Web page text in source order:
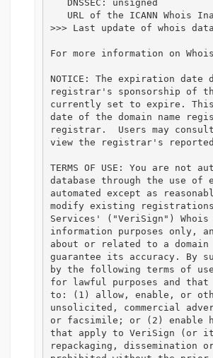
>>> Last update of whois
For more information on
NOTICE: The expiration
registrar's sponsorship of
currently set to expire.
date of the domain name
registrar.  Users may
view the registrar's
TERMS OF USE: You are not
database through the use of
automated except as
modify existing
Services' ("VeriSign")
information purposes only,
about or related to a
guarantee its accuracy. By
by the following terms of
for lawful purposes and that
to: (1) allow, enable, or
unsolicited, commercial
or facsimile; or (2) enable
that apply to VeriSign (or
repackaging, dissemination